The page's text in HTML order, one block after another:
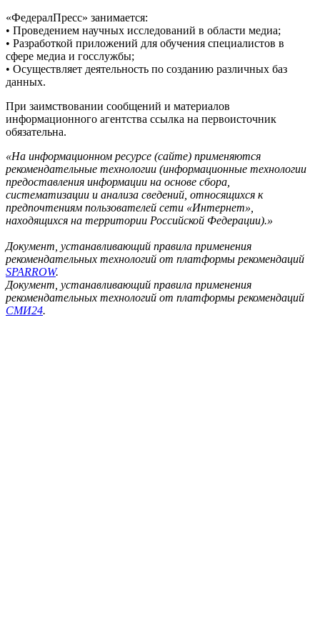
«ФедералПресс» занимается:
• Проведением научных исследований в области медиа;
• Разработкой приложений для обучения специалистов в
сфере медиа и госслужбы;
• Осуществляет деятельность по созданию различных баз
данных.
При заимствовании сообщений и материалов
информационного агентства ссылка на первоисточник
обязательна.
«На информационном ресурсе (сайте) применяются
рекомендательные технологии (информационные технологии
предоставления информации на основе сбора,
систематизации и анализа сведений, относящихся к
предпочтениям пользователей сети «Интернет»,
находящихся на территории Российской Федерации).»
Документ, устанавливающий правила применения
рекомендательных технологий от платформы рекомендаций
SPARROW.
Документ, устанавливающий правила применения
рекомендательных технологий от платформы рекомендаций
СМИ24.